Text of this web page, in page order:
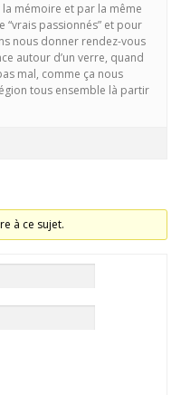
mémoire et par la même
passionnés” et pour
nous donner rendez-vous
autour d’un verre, quand
mal, comme ça nous
tous ensemble là partir
à ce sujet.